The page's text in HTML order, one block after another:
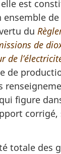
est
ensemble
du
de
de
de
figure
corrigé,
totale des